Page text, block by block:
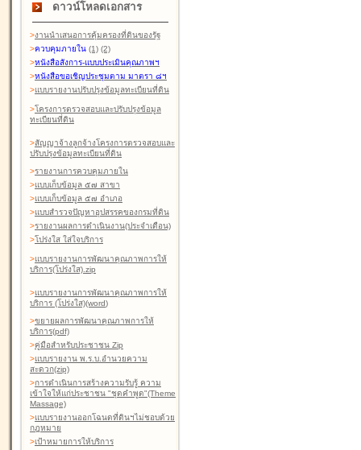
ดาวน์โหลดเอกสาร
>งานนำเสนอการคุ้มครองที่ดินของรัฐ
>ควบคุมภายใน (1) (2)
>หนังสือสังการ-แบบประเมินคุณภาพฯ
>หนังสือขอเชิญประชุมตาม มาตรา ๘ฯ
>แบบรายงานปรับปรุงข้อมูลทะเบียนที่ดิน
>โครงการตรวจสอบและปรับปรุงข้อมูล
ทะเบียนที่ดิน
>สัญญาจ้างลูกจ้างโครงการตรวจสอบและ
ปรับปรุงข้อมูลทะเบียนที่ดิน
>รายงานการควบคุมภายใน
>แบบเก็บข้อมูล ๕๗ สาขา
>แบบเก็บข้อมูล ๕๗ อำเภอ
>แบบสำรวจปัญหาอุปสรรคของกรมที่ดิน
>รายงานผลการดำเนินงาน(ประจำเดือน)
>โปร่งใส ใส่ใจบริการ
>แบบรายงานการพัฒนาคุณภาพการให้
บริการ(โปร่งใส).zip
>แบบรายงานการพัฒนาคุณภาพการให้
บริการ (โปร่งใส)(word)
>ขยายผลการพัฒนาคุณภาพการให้
บริการ(pdf)
>คู่มือสำหรับประชาชน Zip
>แบบรายงาน พ.ร.บ.อำนวยความ
สะดวก(zip)
>การดำเนินการสร้างความรับรู้ ความ
เข้าใจให้แก่ประชาชน "ชุดคำพูด"(Theme
Massage)
>แบบรายงานออกโฉนดที่ดินฯไม่ชอบด้วย
กฎหมาย
>เป้าหมายการให้บริการ